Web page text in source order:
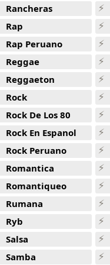
Rancheras
Rap
Rap Peruano
Reggae
Reggaeton
Rock
Rock De Los 80
Rock En Espanol
Rock Peruano
Romantica
Romantiqueo
Rumana
Ryb
Salsa
Samba